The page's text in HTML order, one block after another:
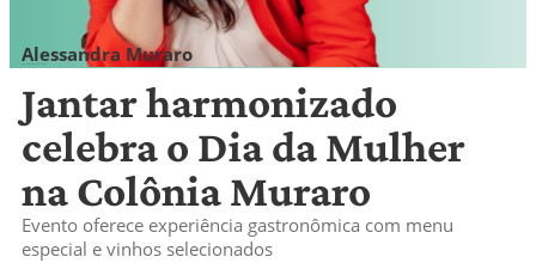
Alessandra Muraro
Jantar harmonizado
celebra o Dia da Mulher
na Colônia Muraro
Evento oferece experiência gastronômica com menu
especial e vinhos selecionados